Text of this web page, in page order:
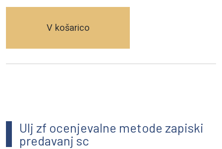
V košarico
Ulj zf ocenjevalne metode zapiski
predavanj sc